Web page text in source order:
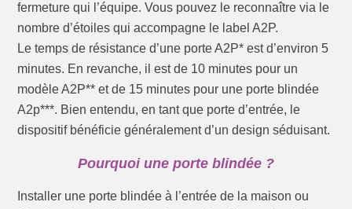
fermeture qui l’équipe. Vous pouvez le reconnaître via le
nombre d’étoiles qui accompagne le label A2P.
Le temps de résistance d’une porte A2P* est d’environ 5
minutes. En revanche, il est de 10 minutes pour un
modèle A2P** et de 15 minutes pour une porte blindée
A2p***. Bien entendu, en tant que porte d’entrée, le
dispositif bénéficie généralement d’un design séduisant.
Pourquoi une porte blindée ?
Installer une porte blindée à l’entrée de la maison ou